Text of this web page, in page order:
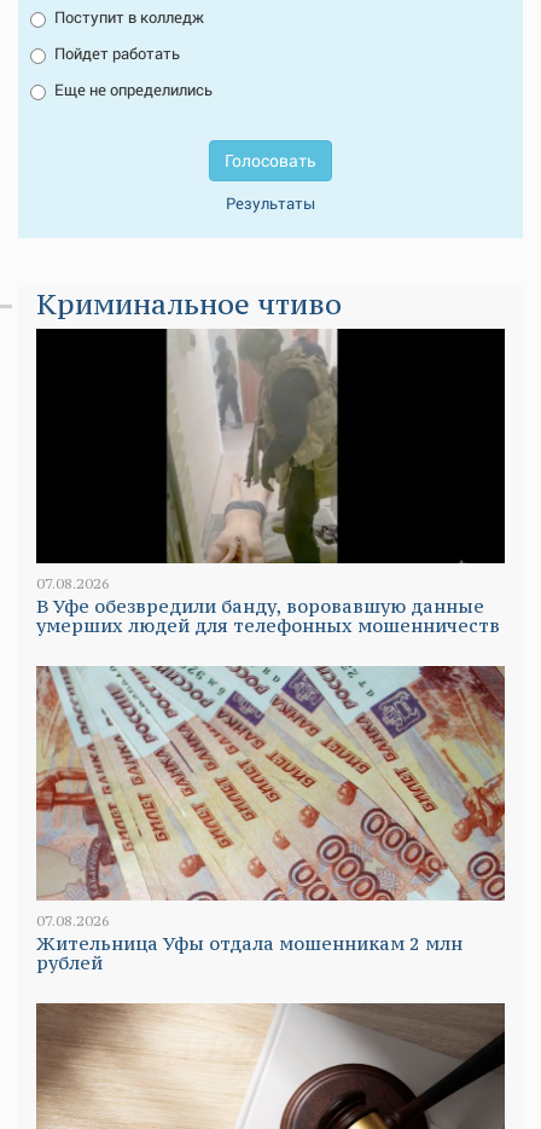
Поступит в колледж
Пойдет работать
Еще не определились
Голосовать
Результаты
Криминальное чтиво
07.08.2026
В Уфе обезвредили банду, воровавшую данные
умерших людей для телефонных мошенничеств
07.08.2026
Жительница Уфы отдала мошенникам 2 млн
рублей